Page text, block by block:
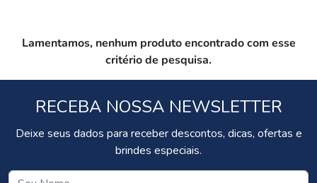
Lamentamos, nenhum produto encontrado com esse
critério de pesquisa.
RECEBA NOSSA NEWSLETTER
Deixe seus dados para receber descontos, dicas, ofertas e
brindes especiais.